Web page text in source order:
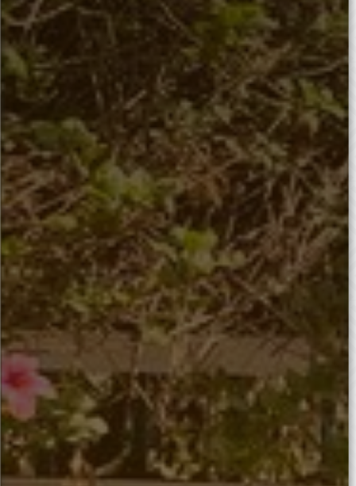
Et si apprendre l'anglais
pouvait être agréable ?
Yes, it's possible!
Nous savons tous combien l'apprentissage
d'une nouvelle langue peut être pénible et
décourageant. Au CLC, notre plus grand
succès est de faire aimer les cours à nos
étudiants. De cette manière, ils
n'abandonnent pas, au contraire, le cours
d'anglais devient un moment de détente,
de partage et d'épanouissement.